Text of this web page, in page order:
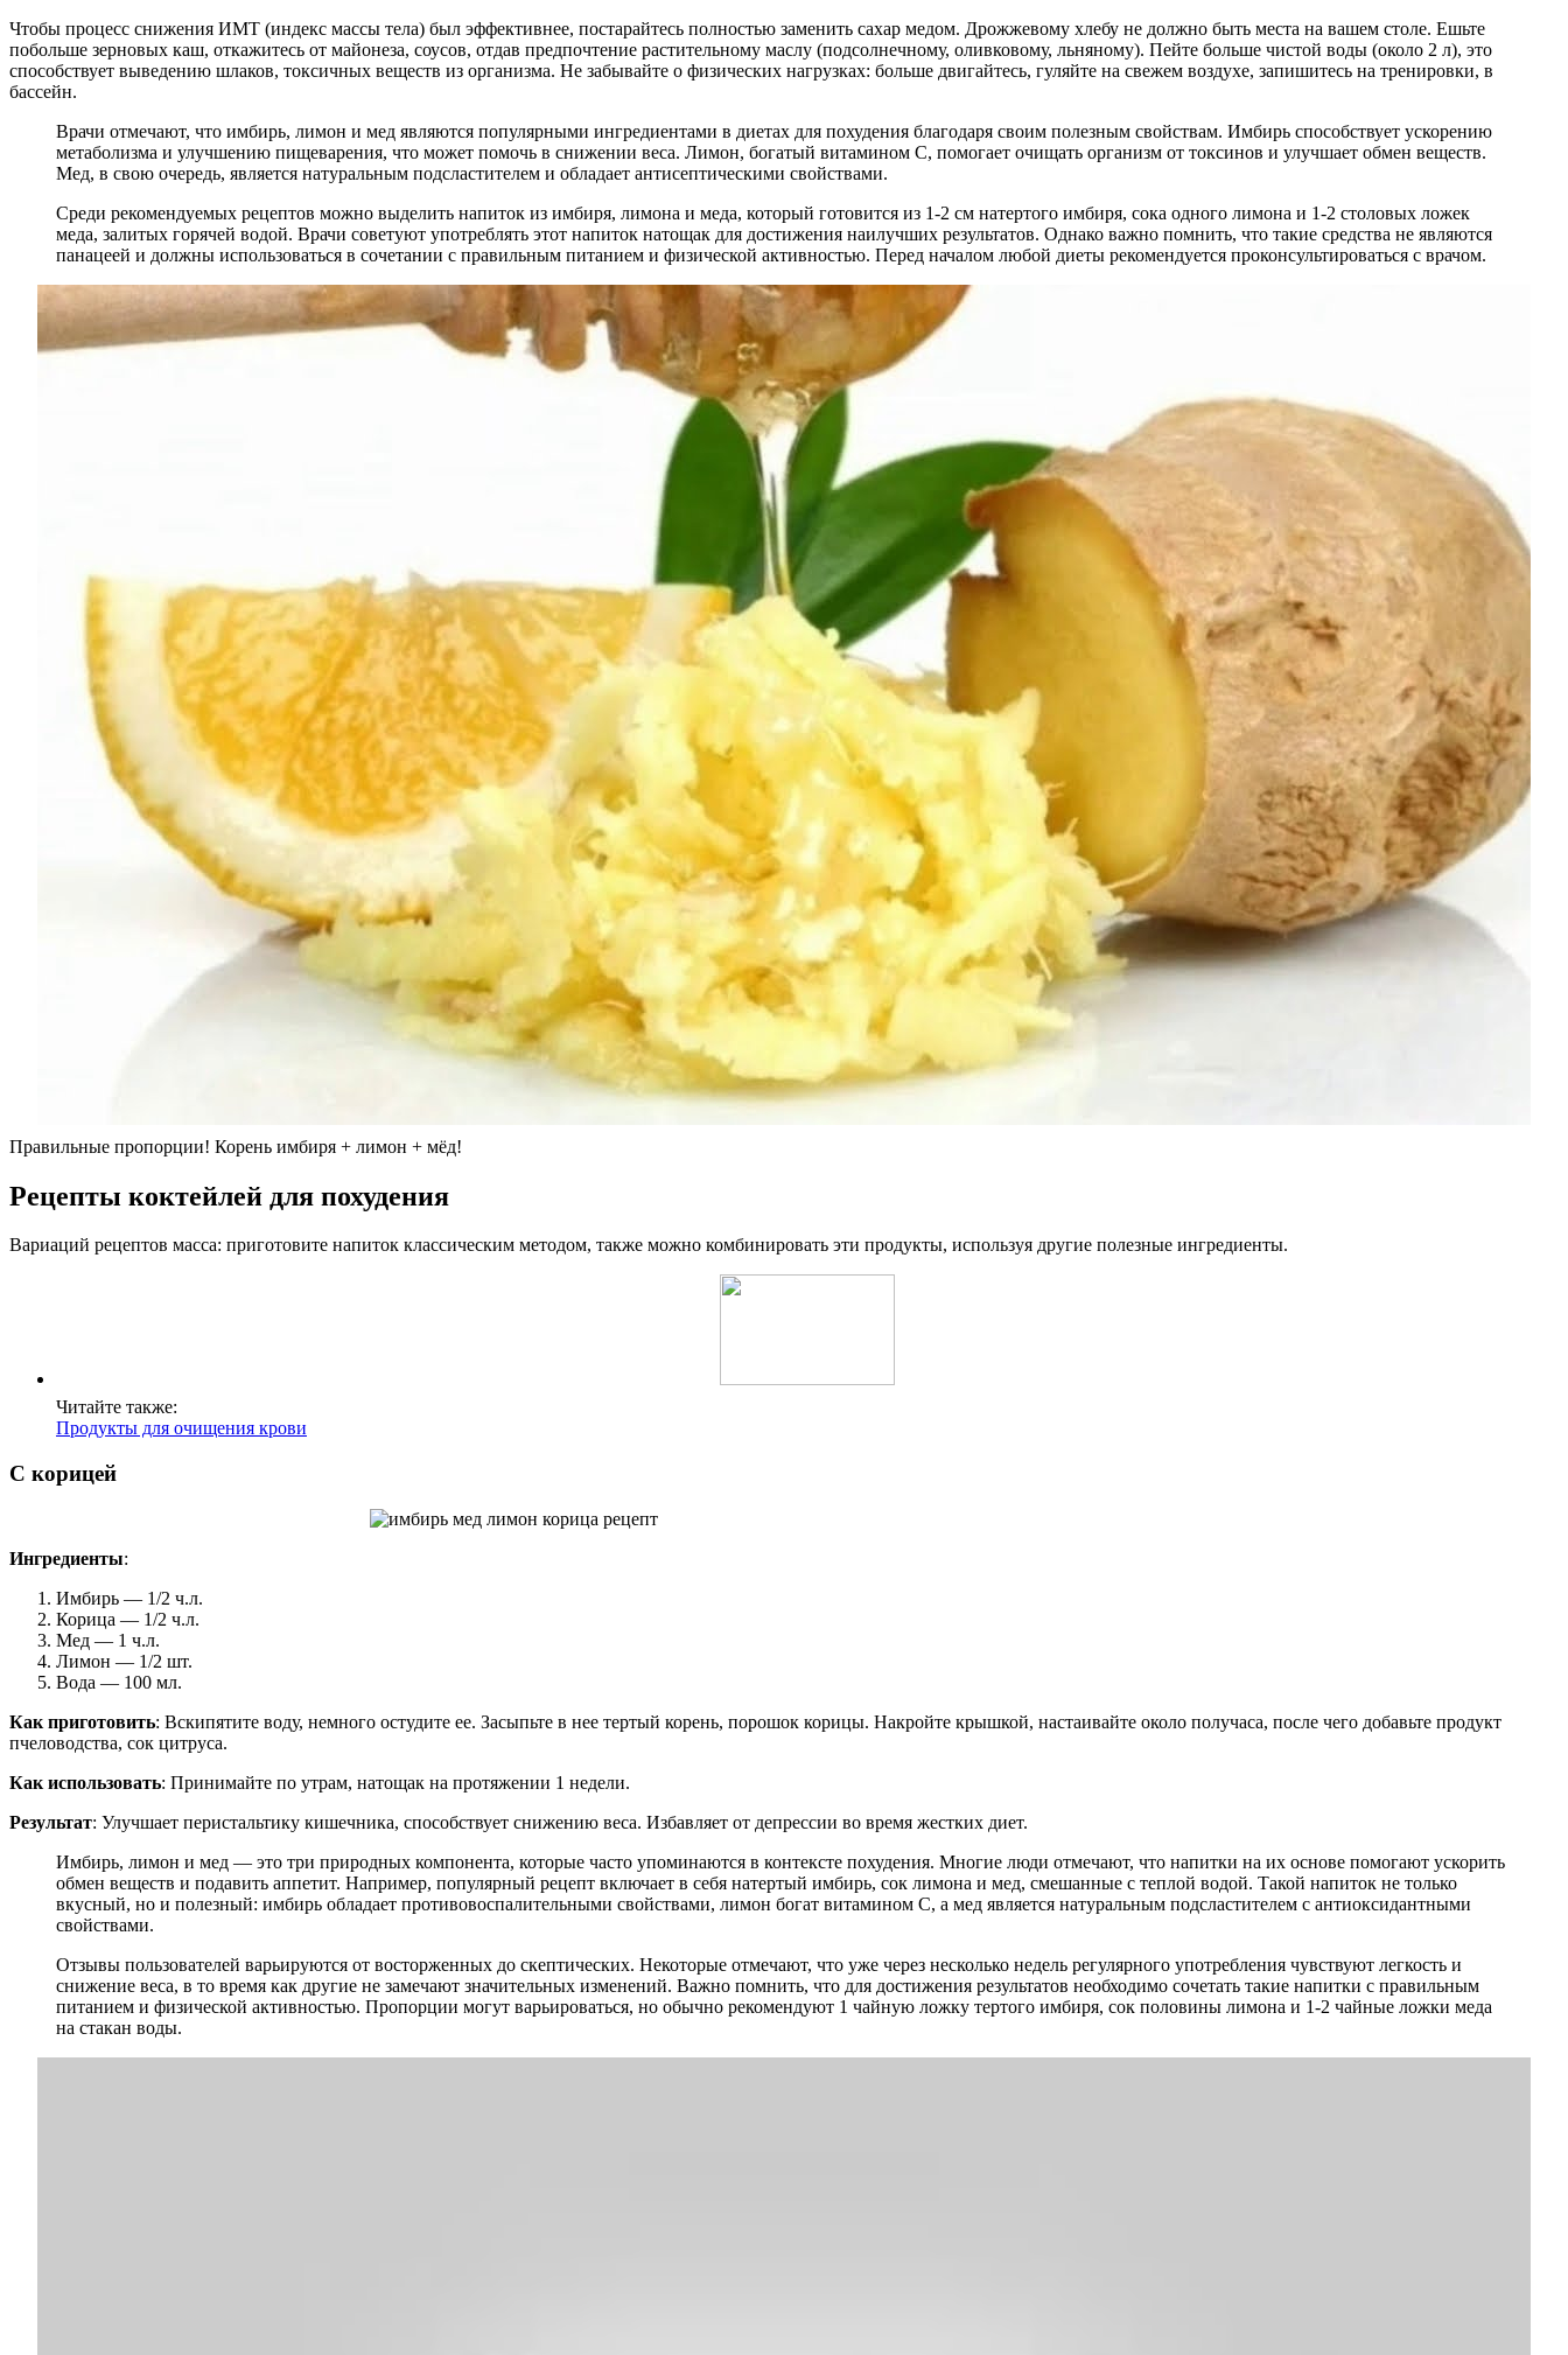
Чтобы процесс снижения ИМТ (индекс массы тела) был эффективнее, постарайтесь полностью заменить сахар медом. Дрожжевому хлебу не должно быть места на вашем столе. Ешьте
побольше зерновых каш, откажитесь от майонеза, соусов, отдав предпочтение растительному маслу (подсолнечному, оливковому, льняному). Пейте больше чистой воды (около 2 л), это
способствует выведению шлаков, токсичных веществ из организма. Не забывайте о физических нагрузках: больше двигайтесь, гуляйте на свежем воздухе, запишитесь на тренировки, в
бассейн.
Врачи отмечают, что имбирь, лимон и мед являются популярными ингредиентами в диетах для похудения благодаря своим полезным свойствам. Имбирь способствует ускорению
метаболизма и улучшению пищеварения, что может помочь в снижении веса. Лимон, богатый витамином C, помогает очищать организм от токсинов и улучшает обмен веществ.
Мед, в свою очередь, является натуральным подсластителем и обладает антисептическими свойствами.
Среди рекомендуемых рецептов можно выделить напиток из имбиря, лимона и меда, который готовится из 1-2 см натертого имбиря, сока одного лимона и 1-2 столовых ложек
меда, залитых горячей водой. Врачи советуют употреблять этот напиток натощак для достижения наилучших результатов. Однако важно помнить, что такие средства не являются
панацеей и должны использоваться в сочетании с правильным питанием и физической активностью. Перед началом любой диеты рекомендуется проконсультироваться с врачом.
Правильные пропорции! Корень имбиря + лимон + мёд!
Рецепты коктейлей для похудения
Вариаций рецептов масса: приготовите напиток классическим методом, также можно комбинировать эти продукты, используя другие полезные ингредиенты.
Читайте также:
Продукты для очищения крови
С корицей
Ингредиенты:
Имбирь — 1/2 ч.л.
Корица — 1/2 ч.л.
Мед — 1 ч.л.
Лимон — 1/2 шт.
Вода — 100 мл.
Как приготовить: Вскипятите воду, немного остудите ее. Засыпьте в нее тертый корень, порошок корицы. Накройте крышкой, настаивайте около получаса, после чего добавьте продукт
пчеловодства, сок цитруса.
Как использовать: Принимайте по утрам, натощак на протяжении 1 недели.
Результат: Улучшает перистальтику кишечника, способствует снижению веса. Избавляет от депрессии во время жестких диет.
Имбирь, лимон и мед — это три природных компонента, которые часто упоминаются в контексте похудения. Многие люди отмечают, что напитки на их основе помогают ускорить
обмен веществ и подавить аппетит. Например, популярный рецепт включает в себя натертый имбирь, сок лимона и мед, смешанные с теплой водой. Такой напиток не только
вкусный, но и полезный: имбирь обладает противовоспалительными свойствами, лимон богат витамином C, а мед является натуральным подсластителем с антиоксидантными
свойствами.
Отзывы пользователей варьируются от восторженных до скептических. Некоторые отмечают, что уже через несколько недель регулярного употребления чувствуют легкость и
снижение веса, в то время как другие не замечают значительных изменений. Важно помнить, что для достижения результатов необходимо сочетать такие напитки с правильным
питанием и физической активностью. Пропорции могут варьироваться, но обычно рекомендуют 1 чайную ложку тертого имбиря, сок половины лимона и 1-2 чайные ложки меда
на стакан воды.